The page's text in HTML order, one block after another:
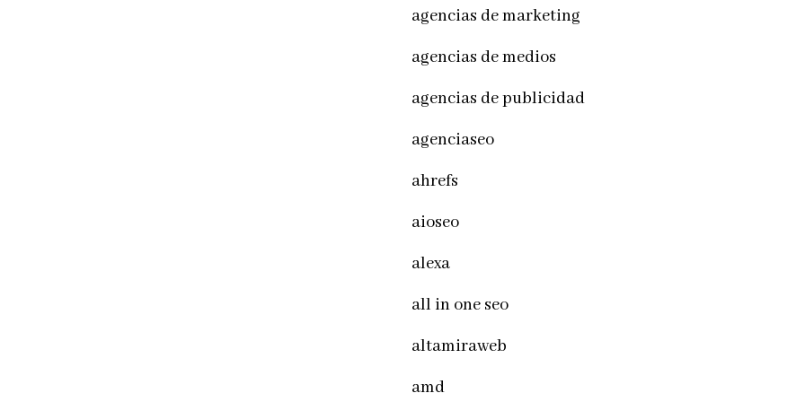
agencias de marketing
agencias de medios
agencias de publicidad
agenciaseo
ahrefs
aioseo
alexa
all in one seo
altamiraweb
amd